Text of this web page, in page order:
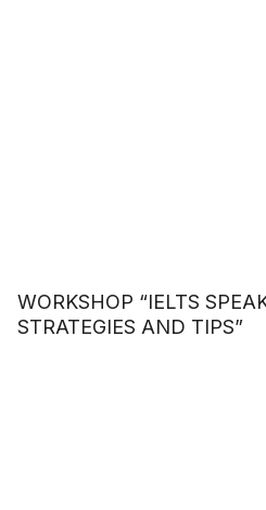
WORKSHOP “IELTS
STRATEGIES AND TIPS”